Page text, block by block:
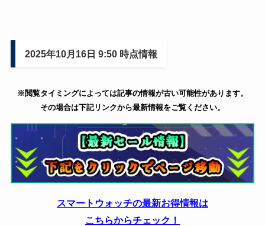
2025年10月16日 9:50 時点情報
※閲覧タイミングによっては記事の情報が古い可能性があります。
その場合は下記リンクから最新情報をご覧ください。
スマートウォッチの最新お得情報は
こちらからチェック！